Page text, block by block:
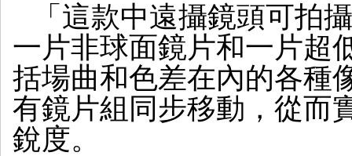
「這款中遠攝鏡頭可拍
一片非球面鏡片和一片超
括場曲和色差在內的各種
有鏡片組同步移動，從而
銳度。